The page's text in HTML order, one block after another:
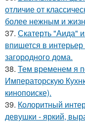
отличие от
более нежным и
37. Скатерть "Аида"
впишется в интерьер
загородного дома.
38. Тем временем я
Императорскую
кинопоиске).
39. Колоритный
девушки - яркий,